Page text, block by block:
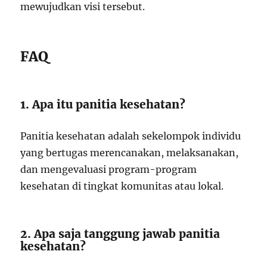
mewujudkan visi tersebut.
FAQ
1. Apa itu panitia kesehatan?
Panitia kesehatan adalah sekelompok individu
yang bertugas merencanakan, melaksanakan,
dan mengevaluasi program-program
kesehatan di tingkat komunitas atau lokal.
2. Apa saja tanggung jawab panitia
kesehatan?